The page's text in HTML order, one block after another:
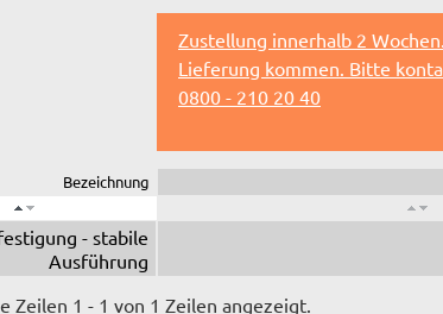
Zustellung innerhalb 2
Lieferung kommen. Bitte
0800 - 210 20 40
Bezeichnung
- stabile
Ausführung
Zeilen 1 - 1 von 1 Zeilen angezeigt.